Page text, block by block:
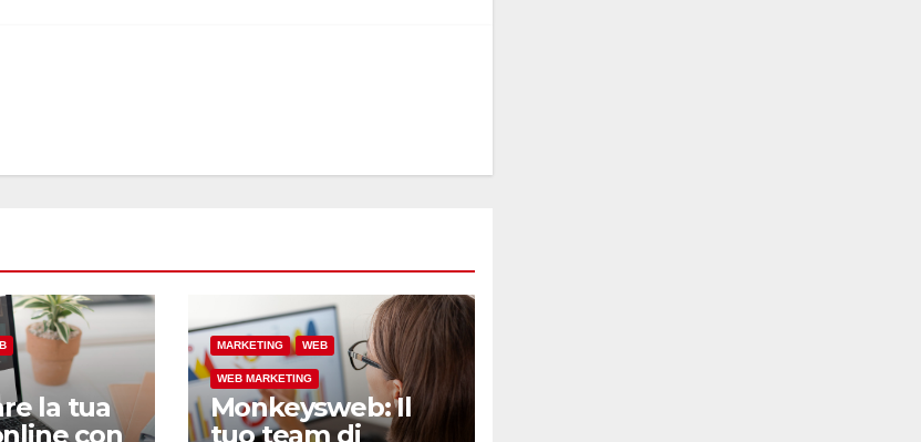
la tua
con
MARKETING WEB
WEB MARKETING
Monkeysweb: Il
tuo team di